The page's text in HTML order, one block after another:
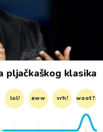
pljačkaškog klasika
lol! aww vrh! woot?!